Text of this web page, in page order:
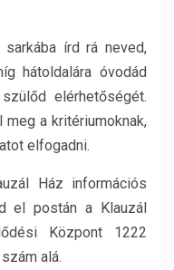
írd rá neved,
hátoldalára óvodád
elérhetőségét.
a kritériumoknak,
elfogadni.
Ház információs
el postán a Klauzál
Központ 1222
alá.